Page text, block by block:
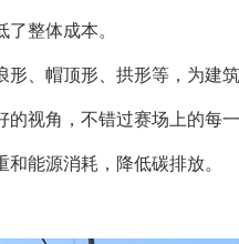
整体成本。
、帽顶形、拱形等，为建
视角，不错过赛场上的每一
能源消耗，降低碳排放。